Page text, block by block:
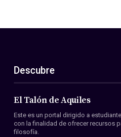
Descubre
El Talón de Aquiles
Este es un portal dirigido a
con la finalidad de ofrecer recursos
filosofía.